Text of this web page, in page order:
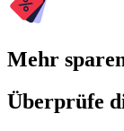
Mehr
Überprüfe